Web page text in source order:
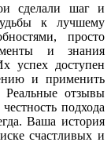
сделали шаг и
к лучшему
просто
и знания
успех доступен
и применить
Реальные отзывы
подхода
Ваша история
счастливых и